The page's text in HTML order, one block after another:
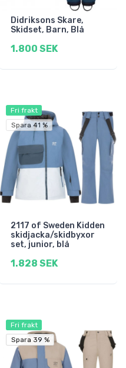
Didriksons Skare,
Skidset, Barn, Blå
1.800 SEK
Fri frakt
Spara 41 %
2117 of Sweden Kidden
skidjacka/skidbyxor
set, junior, blå
1.828 SEK
Fri frakt
Spara 39 %
Spara 39 %